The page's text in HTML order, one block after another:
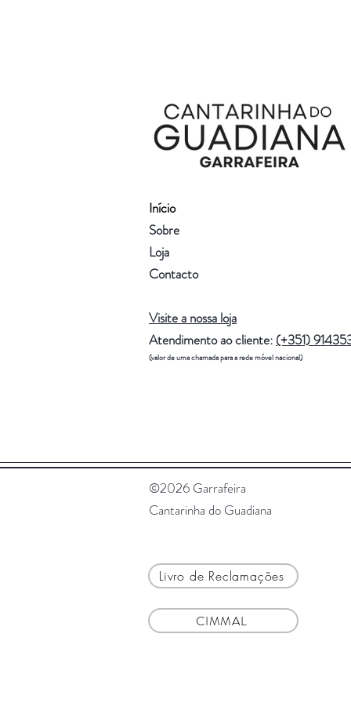
Início
Sobre
Loja
Contacto
Visite a nossa loja
Atendimento ao cliente: (+351)
(valor de uma chamada para a rede móvel nacional)
©2026 Garrafeira
Cantarinha do Guadiana
Livro de Reclamações
CIMMAL